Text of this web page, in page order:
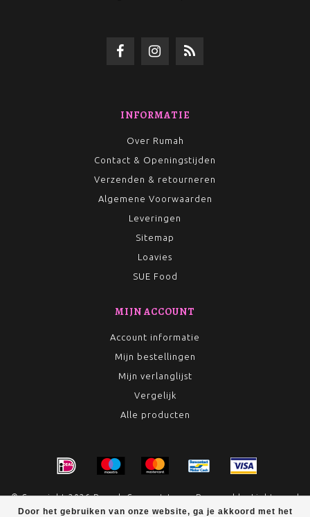
Door het gebruiken van onze website, ga je akkoord met het
INFORMATIE
Over Rumah
Contact & Openingstijden
Verzenden & retourneren
Algemene Voorwaarden
Leveringen
Sitemap
Loavies
SUE Food
MIJN ACCOUNT
Account informatie
Mijn bestellingen
Mijn verlanglijst
Vergelijk
Alle producten
© Copyright 2026 Rumah Conceptstore - Powered byLightspeed
- Theme by Dyvelopment